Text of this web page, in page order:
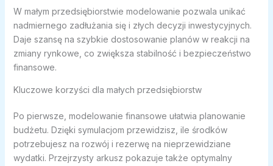
W małym przedsiębiorstwie modelowanie pozwala unikać
nadmiernego zadłużania się i złych decyzji inwestycyjnych.
Daje szansę na szybkie dostosowanie planów w reakcji na
zmiany rynkowe, co zwiększa stabilność i bezpieczeństwo
finansowe.
Kluczowe korzyści dla małych przedsiębiorstw
Po pierwsze, modelowanie finansowe ułatwia planowanie
budżetu. Dzięki symulacjom przewidzisz, ile środków
potrzebujesz na rozwój i rezerwę na nieprzewidziane
wydatki. Przejrzysty arkusz pokazuje także optymalny